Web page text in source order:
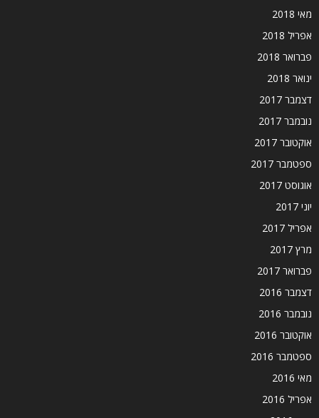
מאי 2018
אפריל 2018
פברואר 2018
ינואר 2018
דצמבר 2017
נובמבר 2017
אוקטובר 2017
ספטמבר 2017
אוגוסט 2017
יוני 2017
אפריל 2017
מרץ 2017
פברואר 2017
דצמבר 2016
נובמבר 2016
אוקטובר 2016
ספטמבר 2016
מאי 2016
אפריל 2016